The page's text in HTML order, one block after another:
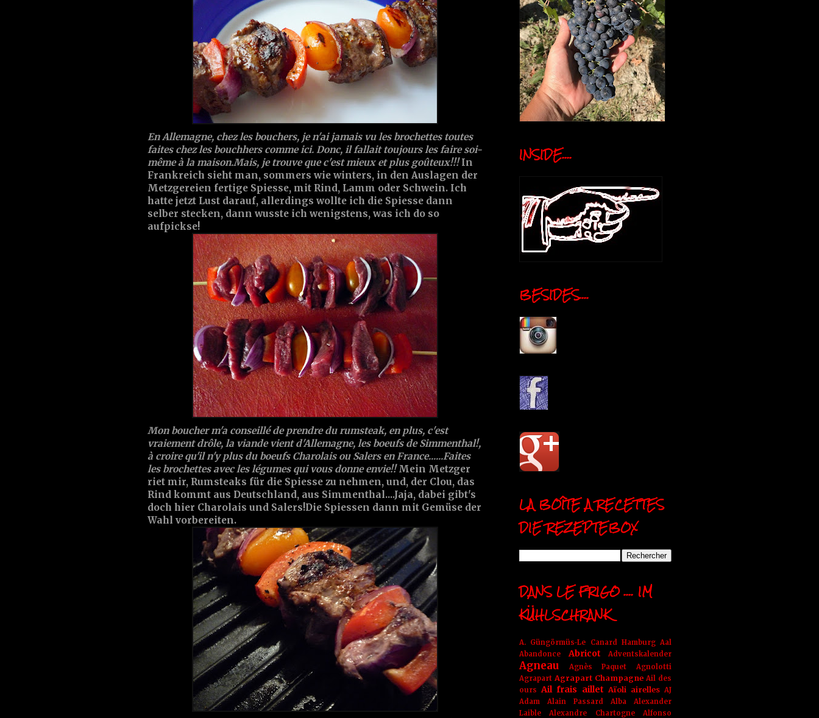
En Allemagne, chez les bouchers, je n'ai jamais vu les brochettes toutes
faites chez les bouchhers comme ici. Donc, il fallait toujours les faire soi-
même à la maison.Mais, je trouve que c'est mieux et plus goûteux!!!In
Frankreich sieht man, sommers wie winters, in den Auslagen der
Metzgereien fertige Spiesse, mit Rind, Lamm oder Schwein. Ich
hatte jetzt Lust darauf, allerdings wollte ich die Spiesse dann
selber stecken, dann wusste ich wenigstens, was ich do so
aufpickse!
Mon boucher m'a conseillé de prendre du rumsteak, en plus, c'est
vraiement drôle, la viande vient d'Allemagne, les boeufs de Simmenthal!,
à croire qu'il n'y plus du boeufs Charolais ou Salers en France......Faites
les brochettes avec les légumes qui vous donne envie!!Mein Metzger
riet mir, Rumsteaks für die Spiesse zu nehmen, und, der Clou, das
Rind kommt aus Deutschland, aus Simmenthal....Jaja, dabei gibt's
doch hier Charolais und Salers!Die Spiessen dann mit Gemüse der
Wahl vorbereiten.
INSIDE....
BESIDES....
LA BOÎTE A RECETTES
DIE REZEPTEBOX
DANS LE FRIGO .... IM
KÜHLSCHRANK
A. Güngörmüs-Le Canard Hamburg Aal
Abandonce
Abricot Adventskalender
Agneau Agnès Paquet
Agnolotti
Agrapart Agrapart Champagne Ail des
ours Ail frais aillet Aïoli airelles AJ
Adam
Alain Passard Alba
Alexander
Laible
Alexandre Chartogne
Alfonso